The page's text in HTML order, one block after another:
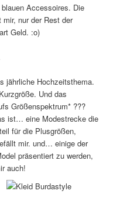
Accessoires. Die
nur der Rest der
Geld. :o)
jährliche Hochzeitsthema.
Und das
Größenspektrum* ???
ist… eine Modestrecke die
für die Plusgrößen,
mir. und… einige der
präsentiert zu werden,
auch!